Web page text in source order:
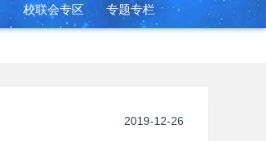
校联会专区 专题专栏
2019-12-26